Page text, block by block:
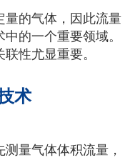
量的气体，因此流量
的一个重要领域。
性尤显重要。
术
量气体体积流量，